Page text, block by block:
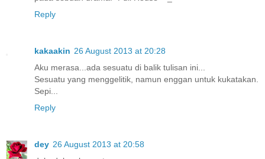
Reply
kakaakin 26 August 2013 at 20:28
Aku merasa...ada sesuatu di balik tulisan ini...
Sesuatu yang menggelitik, namun enggan untuk kukatakan.
Sepi...
Reply
dey 26 August 2013 at 20:58